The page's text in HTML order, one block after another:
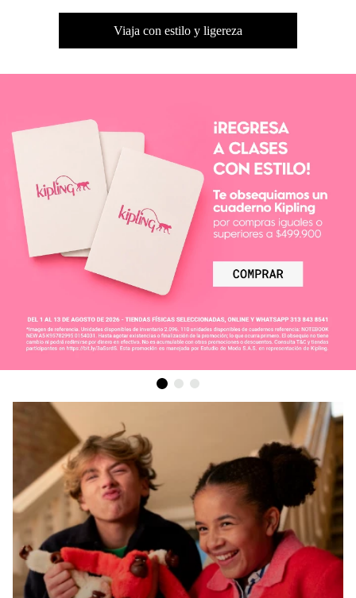
Viaja con estilo y ligereza